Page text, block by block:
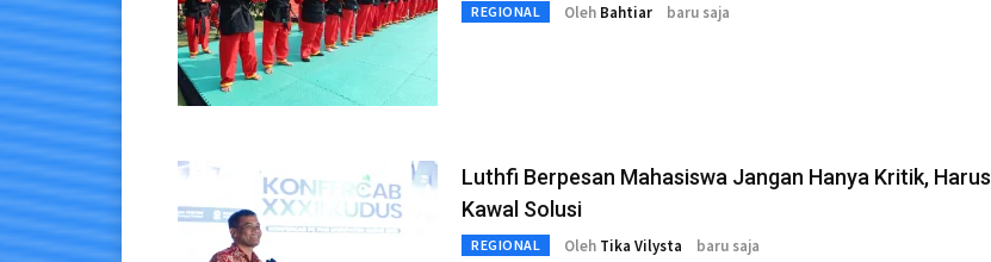
REGIONAL Oleh Bahtiar baru saja
Luthfi Berpesan Mahasiswa Jangan Hanya Kritik, Harus
Kawal Solusi
REGIONAL Oleh Tika Vilysta baru saja